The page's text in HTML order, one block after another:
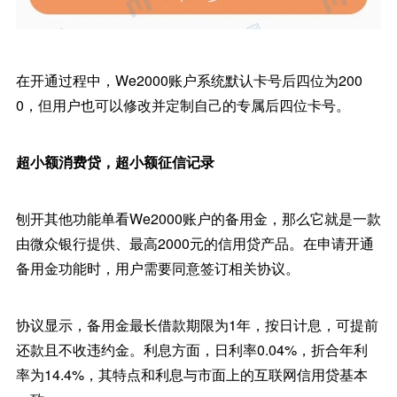
在开通过程中，We2000账户系统默认卡号后四位为200
0，但用户也可以修改并定制自己的专属后四位卡号。
超小额消费贷，超小额征信记录
刨开其他功能单看We2000账户的备用金，那么它就是一款
由微众银行提供、最高2000元的信用贷产品。在申请开通
备用金功能时，用户需要同意签订相关协议。
协议显示，备用金最长借款期限为1年，按日计息，可提前
还款且不收违约金。利息方面，日利率0.04%，折合年利
率为14.4%，其特点和利息与市面上的互联网信用贷基本